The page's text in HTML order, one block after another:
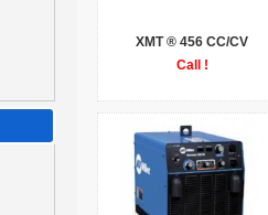
XMT ® 456 CC/CV
Call !